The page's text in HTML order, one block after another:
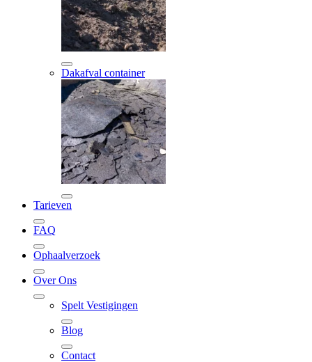
Dakafval container
Tarieven
FAQ
Ophaalverzoek
Over Ons
Spelt Vestigingen
Blog
Contact